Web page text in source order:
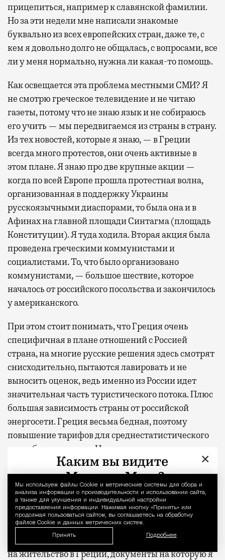
прицепиться, например к славянской фамилии.
Но за эти недели мне написали знакомые
буквально из всех европейских стран, даже те, с
кем я довольно долго не общалась, с вопросами, все
ли у меня нормально, нужна ли какая-то помощь.
Как освещается эта проблема местными СМИ? Я
не смотрю греческое телевидение и не читаю
газеты, потому что не знаю язык и не собираюсь
его учить — мы передвигаемся из страны в страну.
Из тех новостей, которые я знаю, — в Греции
всегда много протестов, они очень активные в
этом плане. Я знаю про две крупные акции —
когда по всей Европе прошла протестная волна,
организованная в поддержку Украины
русскоязычными диаспорами, то была она и в
Афинах на главной площади Синтагма (площадь
Конституции). Я туда ходила. Вторая акция была
проведена греческими коммунистами и
социалистами. То, что было организовано
коммунистами, — большое шествие, которое
началось от российского посольства и закончилось
у американского.
При этом стоит понимать, что Греция очень
специфичная в плане отношений с Россией
страна, на многие русские решения здесь смотрят
снисходительно, пытаются лавировать и не
выносить оценок, ведь именно из России идет
значительная часть туристического потока. Плюс
большая зависимость страны от российской
энергосети. Греция весьма бедная, поэтому
повышение тарифов для среднестатистического
грека будет заметна. Надо помнить и про дотации
со стороны ЕС. Греция пытается усидеть на двух
стульях.
Моя жизнь пока что никак не поменялась. Правда,
отвалились все российские проекты, которые я
вела как SMM-специалист. Также на днях мне
звонил адвокат и сказал, что мою карточку с видом
на жительство в Греции, документы на которую я
Уведомление
Мы используем файлы Сookie и метрические системы для сбора и
анализа информации о производительности и использовании сайта,
а также для улучшения и индивидуальной настройки
предоставления информации. Нажимая кнопку «Принять» или
продолжая пользоваться сайтом, вы соглашаетесь на обработку
файлов Cookie и данных метрических систем.
Принять Подробнее
×